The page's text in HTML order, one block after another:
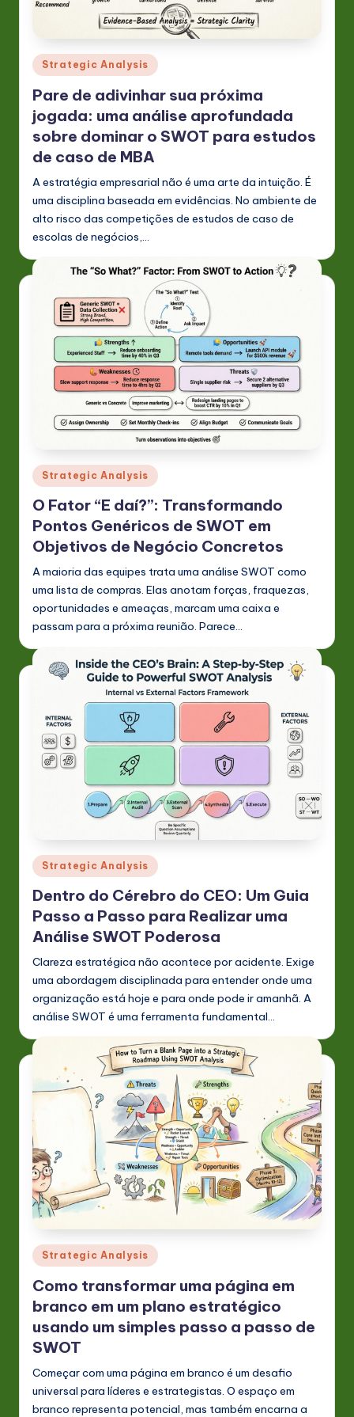
rt
u
g
u
e
s
e
-
L
&
S
o
ft
w
a
r
o
n
Posted
in
Strategic Analysis
Pare de adivinhar sua próxima
jogada: uma análise aprofundada
sobre dominar o SWOT para estudos
de caso de MBA
A estratégia empresarial não é uma arte da intuição. É
uma disciplina baseada em evidências. No ambiente de
alto risco das competições de estudos de caso de
escolas de negócios,…
Posted
in
Strategic Analysis
O Fator “E daí?”: Transformando
Pontos Genéricos de SWOT em
Objetivos de Negócio Concretos
A maioria das equipes trata uma análise SWOT como
uma lista de compras. Elas anotam forças, fraquezas,
oportunidades e ameaças, marcam uma caixa e
passam para a próxima reunião. Parece…
Posted
in
Strategic Analysis
Dentro do Cérebro do CEO: Um Guia
Passo a Passo para Realizar uma
Análise SWOT Poderosa
Clareza estratégica não acontece por acidente. Exige
uma abordagem disciplinada para entender onde uma
organização está hoje e para onde pode ir amanhã. A
análise SWOT é uma ferramenta fundamental…
Posted
Strategic Analysis
Como transformar uma página em
branco em um plano estratégico
usando um simples passo a passo de
SWOT
Começar com uma página em branco é um desafio
universal para líderes e estrategistas. O espaço em
branco representa potencial, mas também encarna a